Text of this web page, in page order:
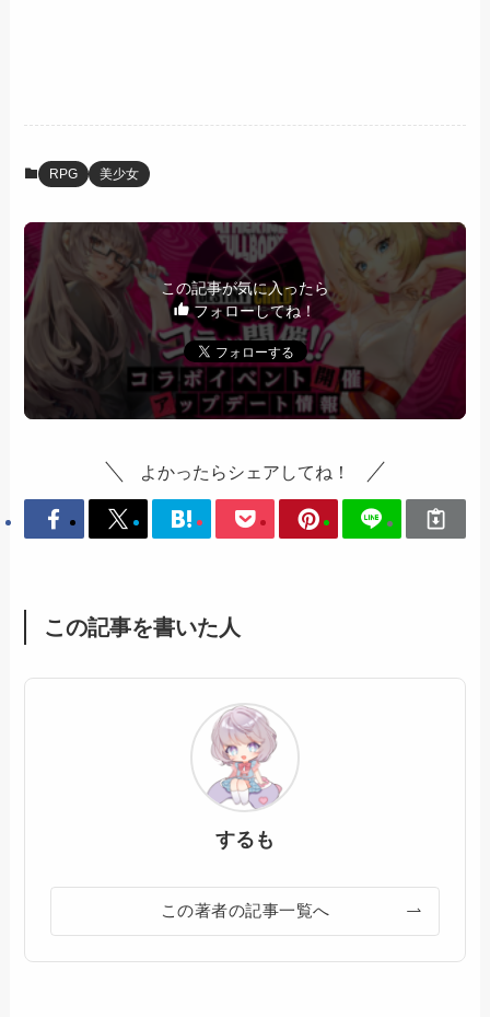
RPG 美少女
この記事が気に入ったら
フォローしてね！
よかったらシェアしてね！
この記事を書いた人
するも
この著者の記事一覧へ